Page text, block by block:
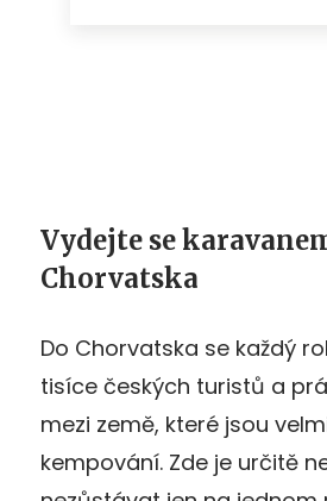
Vydejte se
Chorvatska
Do Chorvatska se každý
tisíce českých turistů a
mezi země, které jsou
kempování. Zde je určitě